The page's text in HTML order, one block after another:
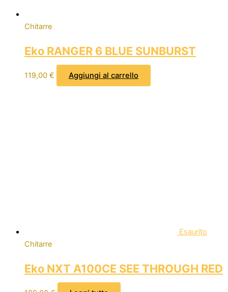
Chitarre
Eko RANGER 6 BLUE SUNBURST
119,00 € Aggiungi al carrello
Esaurito
Chitarre
Eko NXT A100CE SEE THROUGH RED